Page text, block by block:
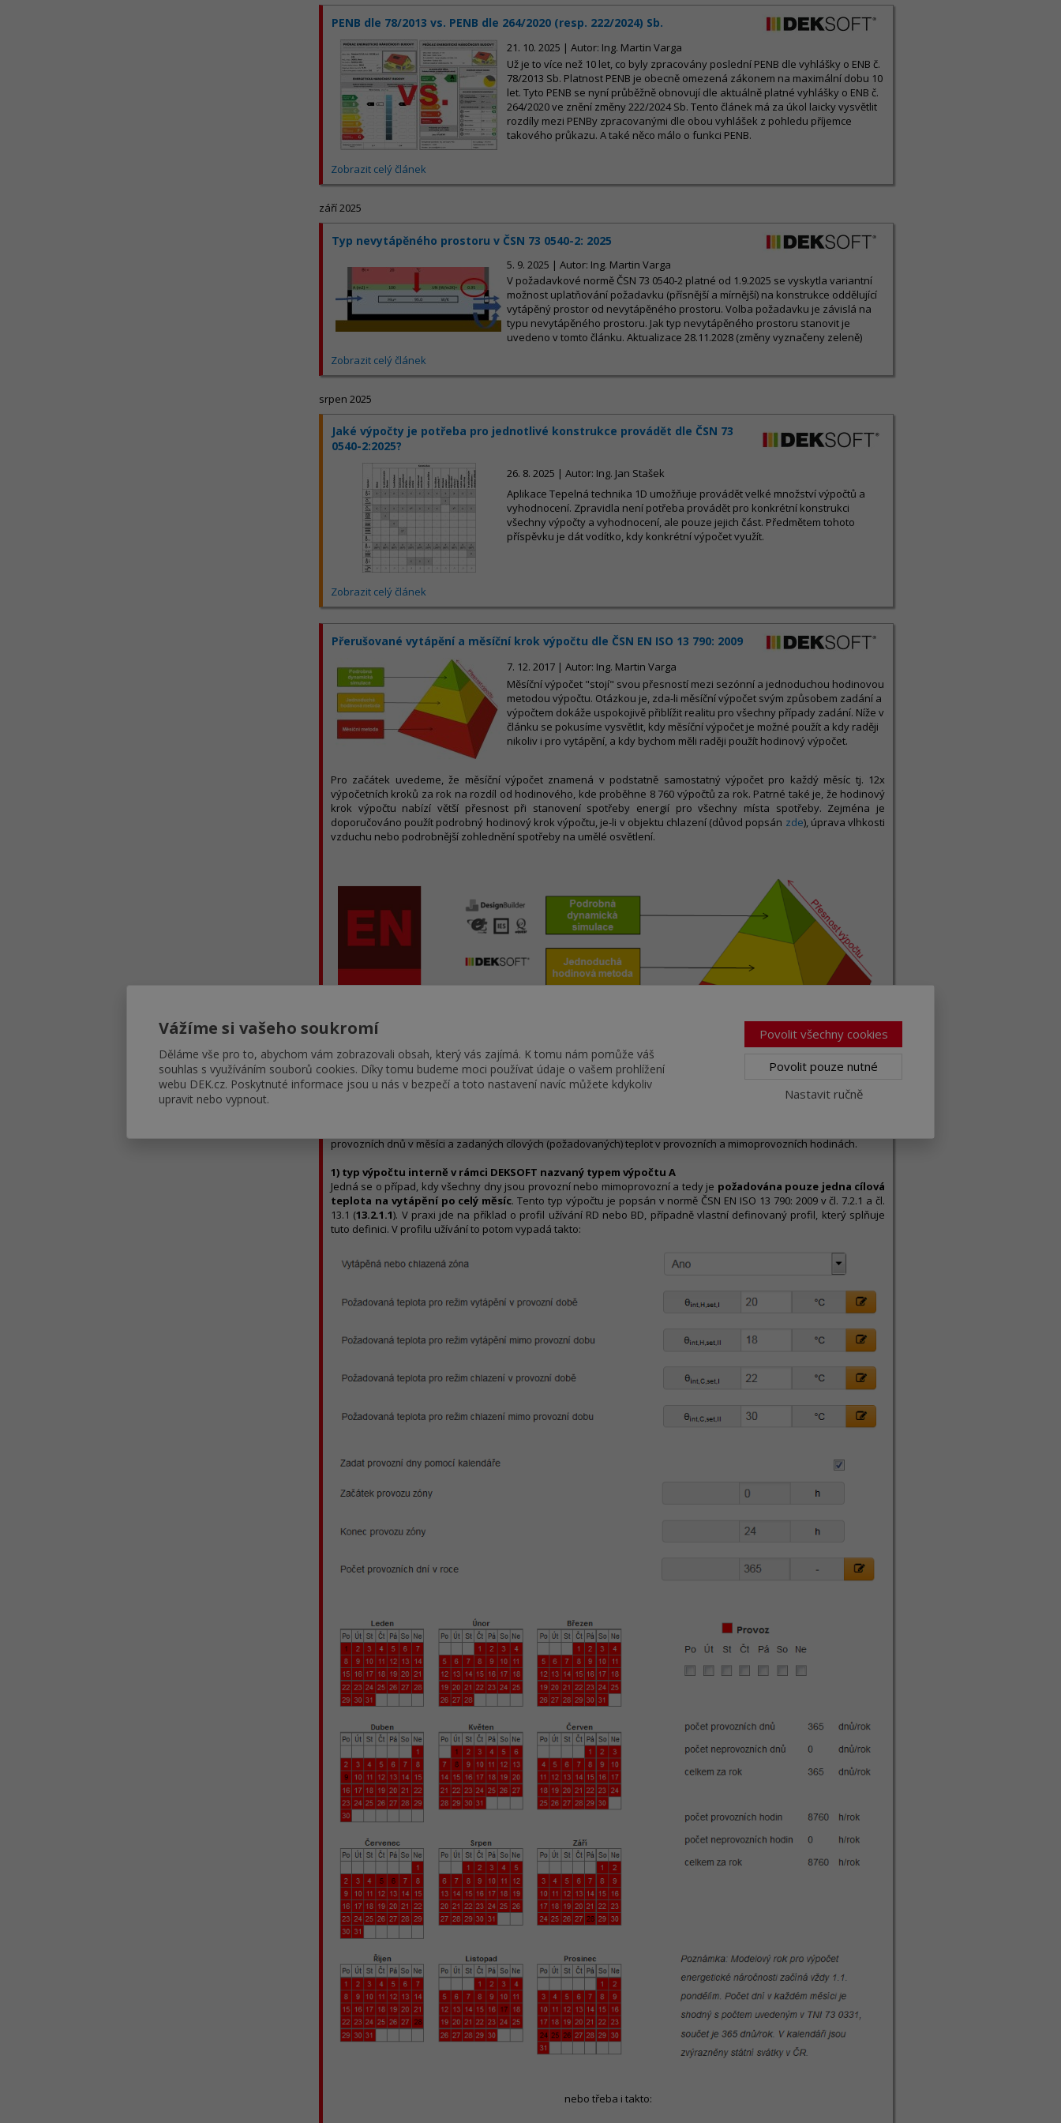
Vážíme si vašeho soukromí
Děláme vše pro to, abychom vám zobrazovali obsah, který vás zajímá. K tomu nám pomůže váš
souhlas s využíváním souborů cookies. Díky tomu budeme moci používat údaje o vašem prohlížení
webu DEK.cz. Poskytnuté informace jsou u nás v bezpečí a toto nastavení navíc můžete kdykoliv
upravit nebo vypnout.
Povolit všechny cookies
Povolit pouze nutné
Nastavit ručně
PENB dle 78/2013 vs. PENB dle 264/2020 (resp. 222/2024) Sb.
21. 10. 2025 | Autor: Ing. Martin Varga
Už je to více než 10 let, co byly zpracovány poslední PENB dle vyhlášky o ENB č.
78/2013 Sb. Platnost PENB je obecně omezená zákonem na maximální dobu 10
let. Tyto PENB se nyní průběžně obnovují dle aktuálně platné vyhlášky o ENB č.
264/2020 ve znění změny 222/2024 Sb. Tento článek má za úkol laicky vysvětlit
rozdíly mezi PENBy zpracovanými dle obou vyhlášek z pohledu příjemce
takového průkazu. A také něco málo o funkci PENB.
Zobrazit celý článek
září 2025
Typ nevytápěného prostoru v ČSN 73 0540-2: 2025
5. 9. 2025 | Autor: Ing. Martin Varga
V požadavkové normě ČSN 73 0540-2 platné od 1.9.2025 se vyskytla variantní
možnost uplatňování požadavku (přísnější a mírnější) na konstrukce oddělující
vytápěný prostor od nevytápěného prostoru. Volba požadavku je závislá na
typu nevytápěného prostoru. Jak typ nevytápěného prostoru stanovit je
uvedeno v tomto článku. Aktualizace 28.11.2028 (změny vyznačeny zeleně)
Zobrazit celý článek
srpen 2025
Jaké výpočty je potřeba pro jednotlivé konstrukce provádět dle ČSN 73
0540-2:2025?
26. 8. 2025 | Autor: Ing. Jan Stašek
Aplikace Tepelná technika 1D umožňuje provádět velké množství výpočtů a
vyhodnocení. Zpravidla není potřeba provádět pro konkrétní konstrukci
všechny výpočty a vyhodnocení, ale pouze jejich část. Předmětem tohoto
příspěvku je dát vodítko, kdy konkrétní výpočet využít.
Zobrazit celý článek
Přerušované vytápění a měsíční krok výpočtu dle ČSN EN ISO 13 790: 2009
7. 12. 2017 | Autor: Ing. Martin Varga
Měsíční výpočet "stojí" svou přesností mezi sezónní a jednoduchou hodinovou
metodou výpočtu. Otázkou je, zda-li měsíční výpočet svým způsobem zadání a
výpočtem dokáže uspokojivě přiblížit realitu pro všechny případy zadání. Níže v
článku se pokusíme vysvětlit, kdy měsíční výpočet je možné použít a kdy raději
nikoliv i pro vytápění, a kdy bychom měli raději použít hodinový výpočet.
Pro začátek uvedeme, že měsíční výpočet znamená v podstatně samostatný výpočet pro každý měsíc tj. 12x
výpočetních kroků za rok na rozdíl od hodinového, kde proběhne 8 760 výpočtů za rok. Patrné také je, že hodinový
krok výpočtu nabízí větší přesnost při stanovení spotřeby energií pro všechny místa spotřeby. Zejména je
doporučováno použít podrobný hodinový krok výpočtu, je-li v objektu chlazení (důvod popsán zde), úprava vlhkosti
vzduchu nebo podrobnější zohlednění spotřeby na umělé osvětlení.
provozních dnů v měsíci a zadaných cílových (požadovaných) teplot v provozních a mimoprovozních hodinách.
1) typ výpočtu interně v rámci DEKSOFT nazvaný typem výpočtu A
Jedná se o případ, kdy všechny dny jsou provozní nebo mimoprovozní a tedy je požadována pouze jedna cílová
teplota na vytápění po celý měsíc. Tento typ výpočtu je popsán v normě ČSN EN ISO 13 790: 2009 v čl. 7.2.1 a čl.
13.1 (13.2.1.1). V praxi jde na příklad o profil užívání RD nebo BD, případně vlastní definovaný profil, který splňuje
tuto definici. V profilu užívání to potom vypadá takto:
nebo třeba i takto: